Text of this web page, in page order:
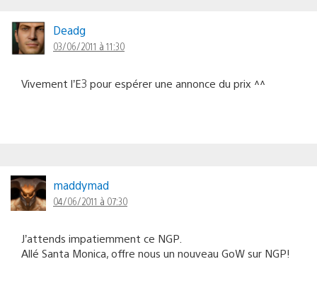
Deadg
03/06/2011 à 11:30
Vivement l’E3 pour espérer une annonce du prix ^^
maddymad
04/06/2011 à 07:30
J’attends impatiemment ce NGP.
Allé Santa Monica, offre nous un nouveau GoW sur NGP!